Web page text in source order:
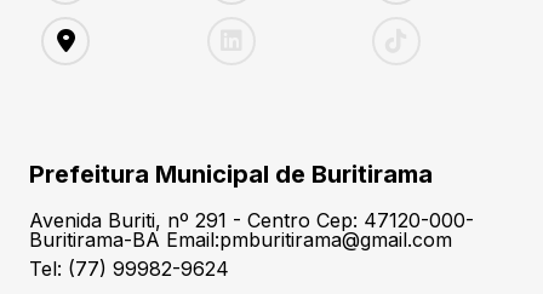
Prefeitura Municipal de Buritirama
Avenida Buriti, nº 291 - Centro Cep: 47120-000-
Buritirama-BA Email:pmburitirama@gmail.com
Tel: (77) 99982-9624